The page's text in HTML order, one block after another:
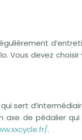
Vous devez
sert
de pédalier
.